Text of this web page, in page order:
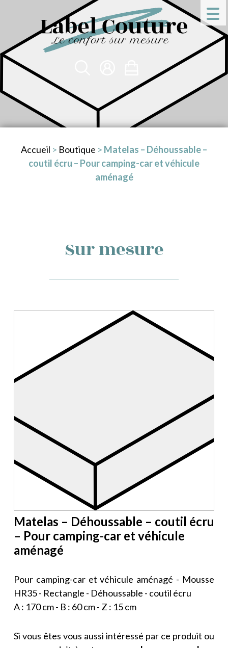
Accueil > Boutique > Matelas – Déhoussable –
coutil écru – Pour camping-car et véhicule
aménagé
Sur mesure
Matelas – Déhoussable – coutil écru
– Pour camping-car et véhicule
aménagé
Pour camping-car et véhicule aménagé - Mousse
HR35 - Rectangle - Déhoussable - coutil écru
A : 170 cm - B : 60 cm - Z : 15 cm
Si vous êtes vous aussi intéressé par ce produit ou